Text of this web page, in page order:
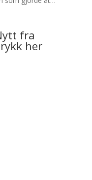
fra
her